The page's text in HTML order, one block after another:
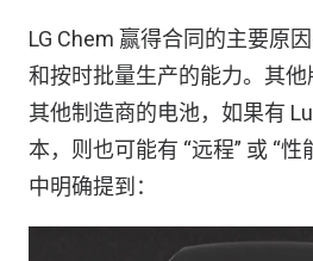
LG Chem 赢得合同的主要原
和按时批量生产的能力。其
其他制造商的电池，如果有
本，则也可能有 “远程” 或 “性
中明确提到：